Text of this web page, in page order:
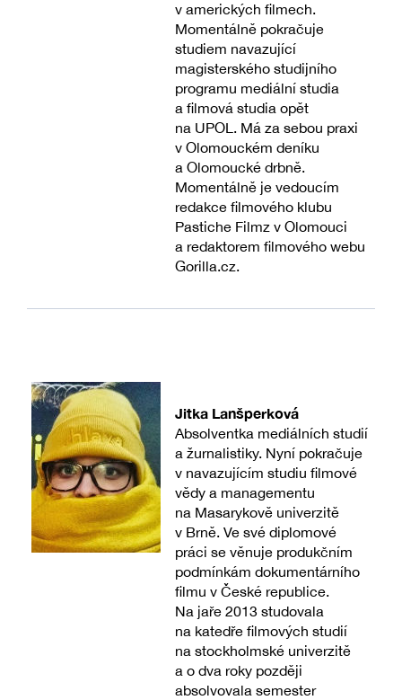
v amerických filmech.
Momentálně pokračuje
studiem navazující
magisterského studijního
programu mediální studia
a filmová studia opět
na UPOL. Má za sebou praxi
v Olomouckém deníku
a Olomoucké drbně.
Momentálně je vedoucím
redakce filmového klubu
Pastiche Filmz v Olomouci
a redaktorem filmového webu
Gorilla.cz.
Jitka Lanšperková
Absolventka mediálních studií
a žurnalistiky. Nyní pokračuje
v navazujícím studiu filmové
vědy a managementu
na Masarykově univerzitě
v Brně. Ve své diplomové
práci se věnuje produkčním
podmínkám dokumentárního
filmu v České republice.
Na jaře 2013 studovala
na katedře filmových studií
na stockholmské univerzitě
a o dva roky později
absolvovala semester